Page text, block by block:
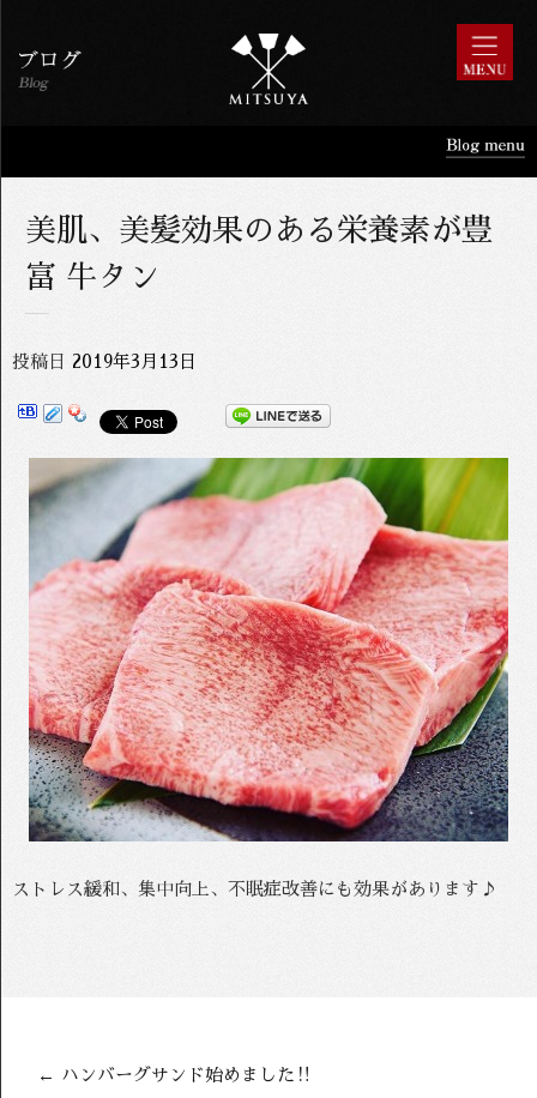
美肌、美髪効果のある栄養素が豊
富 牛タン
投稿日 2019年3月13日
ストレス緩和、集中向上、不眠症改善にも効果があります♪
← ハンバーグサンド始めました‼️